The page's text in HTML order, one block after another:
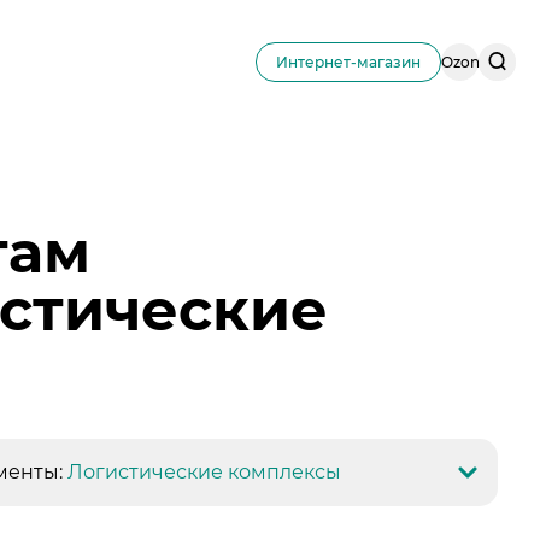
Интернет-магазин Ozon
Логистические комплексы